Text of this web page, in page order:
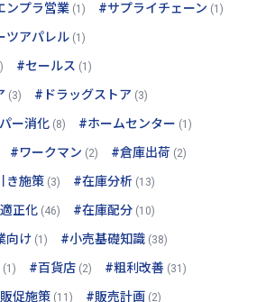
ンプラ営業 (1) #サプライチェーン (1)
ツアパレル (1)
#セールス (1)
(3) #ドラッグストア (3)
ー消化 (8) #ホームセンター (1)
#ワークマン (2) #倉庫出荷 (2)
き施策 (3) #在庫分析 (13)
正化 (46) #在庫配分 (10)
向け (1) #小売基礎知識 (38)
(1) #百貨店 (2) #粗利改善 (31)
促施策 (11) #販売計画 (2)